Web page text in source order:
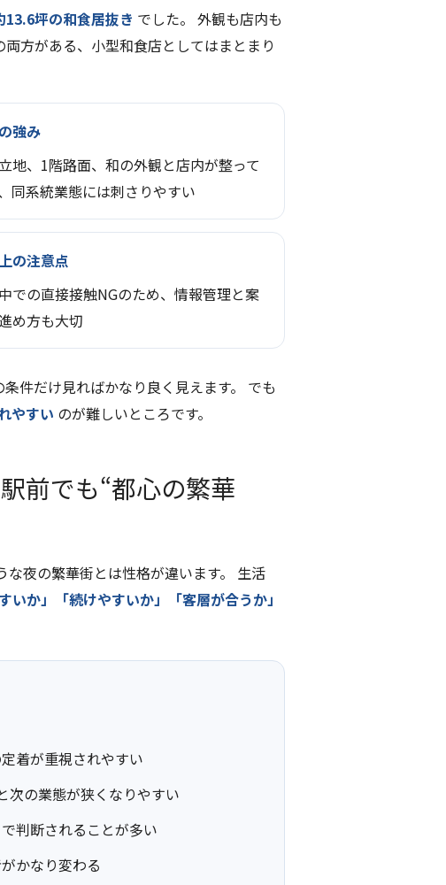
坪の和食居抜き でした。 外観も店内も
方がある、小型和食店としてはまとまり
強み
地、1階路面、和の外観と店内が整って
同系統業態には刺さりやすい
の注意点
での直接接触NGのため、情報管理と案
め方も大切
件だけ見ればかなり良く見えます。 でも
やすい のが難しいところです。
前でも“都心の繁華
夜の繁華街とは性格が違います。 生活
いか」「続けやすいか」「客層が合うか」
着が重視されやすい
次の業態が狭くなりやすい
判断されることが多い
かなり変わる